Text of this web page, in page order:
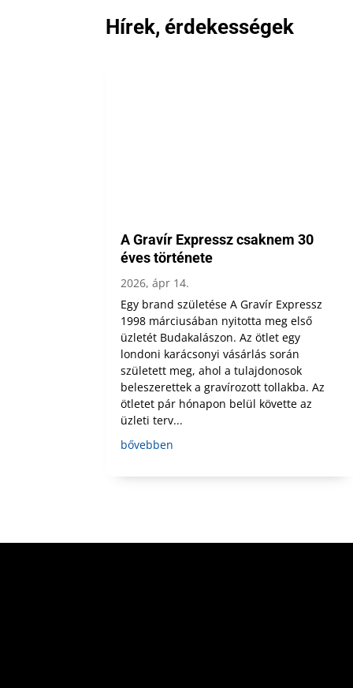
Hírek, érdekességek
A Gravír Expressz csaknem 30
éves története
2026, ápr 14.
Egy brand születése A Gravír Expressz
1998 márciusában nyitotta meg első
üzletét Budakalászon. Az ötlet egy
londoni karácsonyi vásárlás során
született meg, ahol a tulajdonosok
beleszerettek a gravírozott tollakba. Az
ötletet pár hónapon belül követte az
üzleti terv...
bővebben